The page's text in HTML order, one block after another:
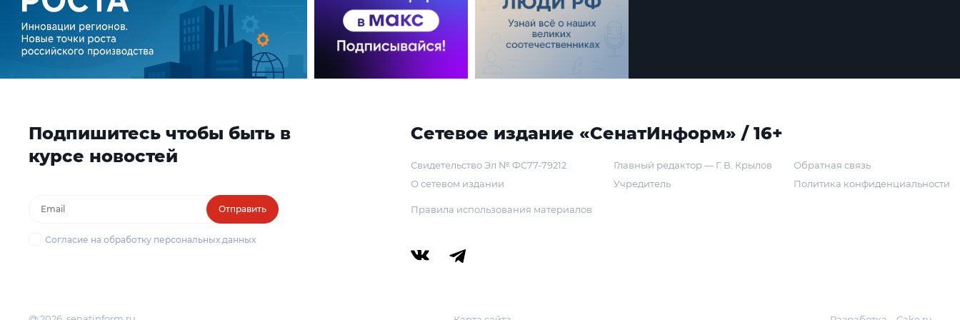
Подпишитесь чтобы быть в
курсе новостей
Отправить
Согласие на обработку персональных данных
Сетевое издание «СенатИнформ» / 16+
Свидетельство Эл № ФС77-79212
О сетевом издании
Главный редактор — Г. В. Крылов
Учредитель
Обратная связь
Политика конфиденциальности
Правила использования материалов